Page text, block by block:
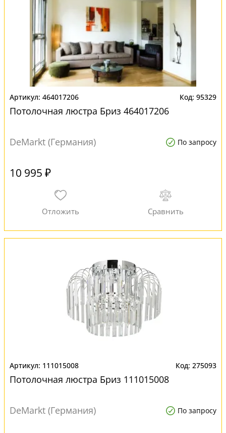
464017206 95329
Потолочная люстра Бриз 464017206
DeMarkt (Германия) По запросу
10 995 ₽
111015008 275093
Потолочная люстра Бриз 111015008
DeMarkt (Германия) По запросу